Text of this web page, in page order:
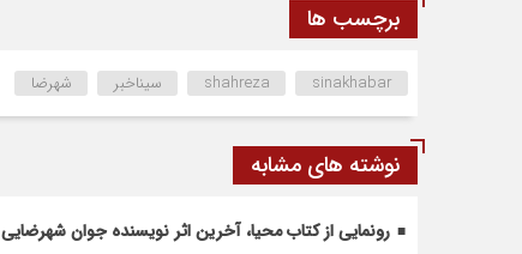
برچسب ها
shahreza sinakhabar سیناخبر شهرضا
نوشته های مشابه
رونمایی از کتاب محیا، آخرین اثر نویسنده جوان شهرضایی